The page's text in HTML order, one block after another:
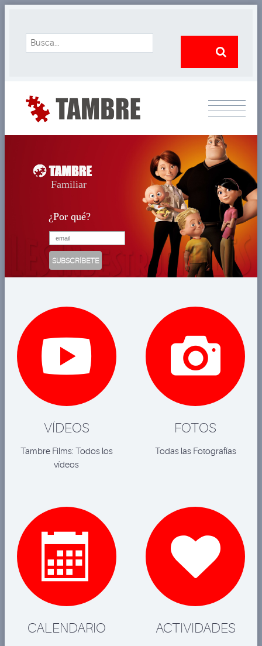
Familiar
¿Por qué?
¿Por qué?

VÍDEOS
Tambre Films: Todos los
vídeos

FOTOS
Todas las Fotografías

CALENDARIO

ACTIVIDADES